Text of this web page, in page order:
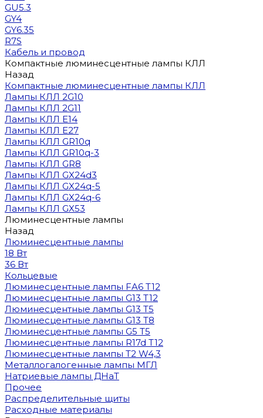
GU5.3
GY4
GY6.35
R7S
Кабель и провод
Компактные люминесцентные лампы КЛЛ
Назад
Компактные люминесцентные лампы КЛЛ
Лампы КЛЛ 2G10
Лампы КЛЛ 2G11
Лампы КЛЛ E14
Лампы КЛЛ E27
Лампы КЛЛ GR10q
Лампы КЛЛ GR10q-3
Лампы КЛЛ GR8
Лампы КЛЛ GX24d3
Лампы КЛЛ GX24q-5
Лампы КЛЛ GX24q-6
Лампы КЛЛ GX53
Люминесцентные лампы
Назад
Люминесцентные лампы
18 Вт
36 Вт
Кольцевые
Люминесцентные лампы FA6 T12
Люминесцентные лампы G13 T12
Люминесцентные лампы G13 T5
Люминесцентные лампы G13 T8
Люминесцентные лампы G5 T5
Люминесцентные лампы R17d T12
Люминесцентные лампы T2 W4,3
Металлогалогенные лампы МГЛ
Натриевые лампы ДНаТ
Прочее
Распределительные щиты
Расходные материалы